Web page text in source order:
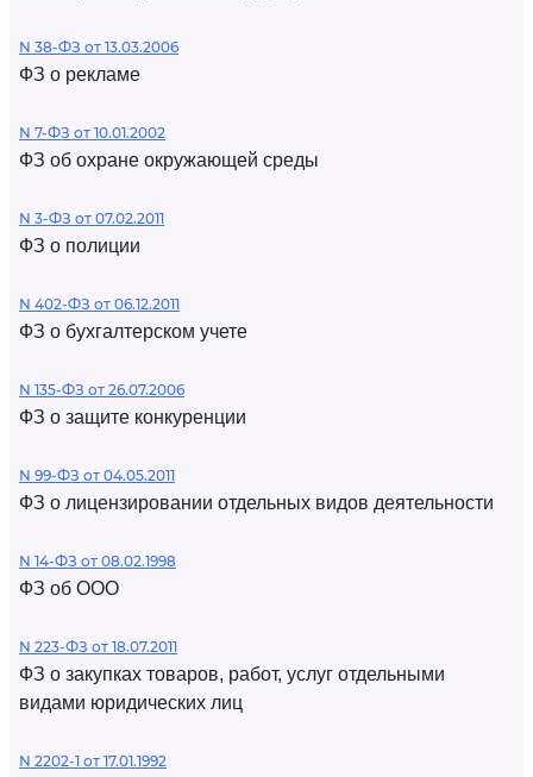
N 38-ФЗ от 13.03.2006
ФЗ о рекламе
N 7-ФЗ от 10.01.2002
ФЗ об охране окружающей среды
N 3-ФЗ от 07.02.2011
ФЗ о полиции
N 402-ФЗ от 06.12.2011
ФЗ о бухгалтерском учете
N 135-ФЗ от 26.07.2006
ФЗ о защите конкуренции
N 99-ФЗ от 04.05.2011
ФЗ о лицензировании отдельных видов деятельности
N 14-ФЗ от 08.02.1998
ФЗ об ООО
N 223-ФЗ от 18.07.2011
ФЗ о закупках товаров, работ, услуг отдельными
видами юридических лиц
N 2202-1 от 17.01.1992